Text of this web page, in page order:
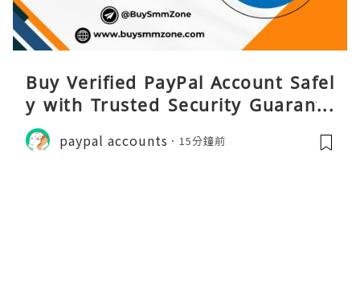
Buy Verified PayPal Account Safel
y with Trusted Security Guarante
e
paypal accounts 15分鐘前